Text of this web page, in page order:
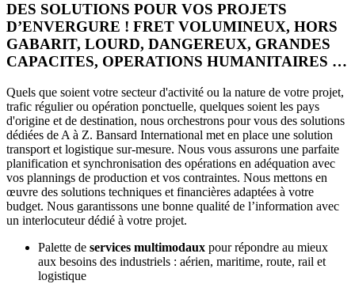
DES SOLUTIONS POUR VOS PROJETS
D’ENVERGURE ! FRET VOLUMINEUX, HORS
GABARIT, LOURD, DANGEREUX, GRANDES
CAPACITES, OPERATIONS HUMANITAIRES …
Quels que soient votre secteur d'activité ou la nature de votre projet,
trafic régulier ou opération ponctuelle, quelques soient les pays
d'origine et de destination, nous orchestrons pour vous des solutions
dédiées de A à Z. Bansard International met en place une solution
transport et logistique sur-mesure. Nous vous assurons une parfaite
planification et synchronisation des opérations en adéquation avec
vos plannings de production et vos contraintes. Nous mettons en
œuvre des solutions techniques et financières adaptées à votre
budget. Nous garantissons une bonne qualité de l’information avec
un interlocuteur dédié à votre projet.
Palette de services multimodaux pour répondre au mieux
aux besoins des industriels : aérien, maritime, route, rail et
logistique